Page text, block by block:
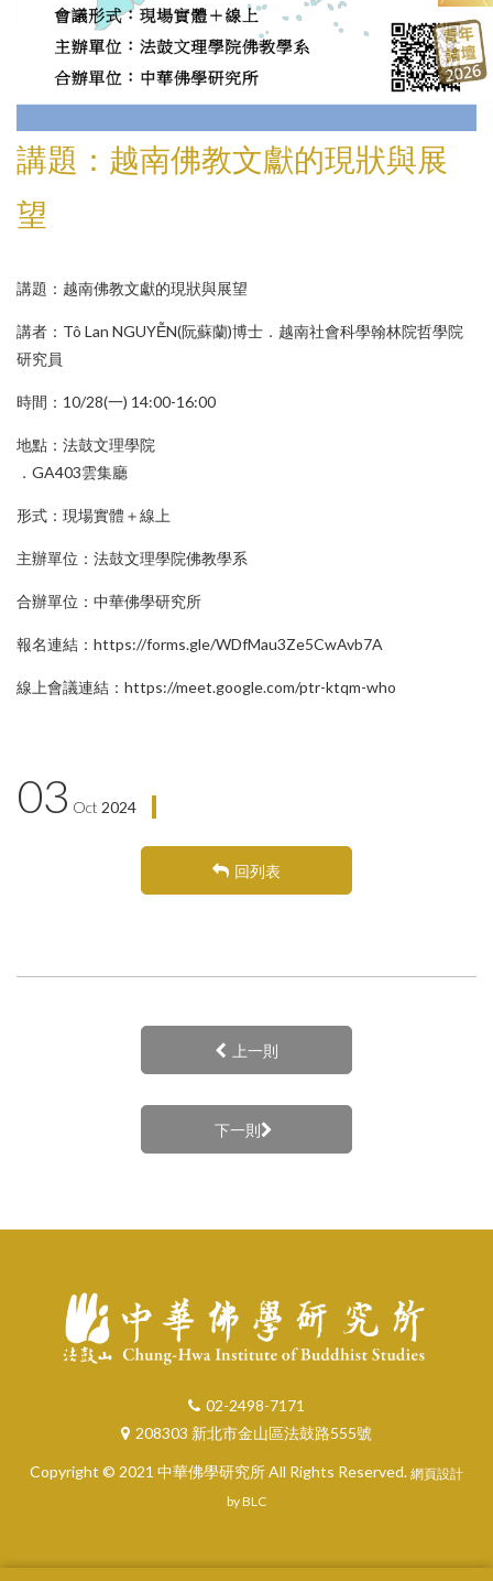
講題：越南佛教文獻的現狀與展
望
講題：越南佛教文獻的現狀與展望
講者：Tô Lan NGUYỄN(阮蘇蘭)博士．越南社會科學翰林院哲學院
研究員
時間：10/28(一) 14:00-16:00
地點：法鼓文理學院
．GA403雲集廳
形式：現場實體＋線上
主辦單位：法鼓文理學院佛教學系
合辦單位：中華佛學研究所
報名連結：https://forms.gle/WDfMau3Ze5CwAvb7A
線上會議連結：https://meet.google.com/ptr-ktqm-who
03 Oct 2024
回列表
上一則
下一則
02-2498-7171
208303 新北市金山區法鼓路555號
Copyright © 2021 中華佛學研究所 All Rights Reserved. 網頁設計
by BLC